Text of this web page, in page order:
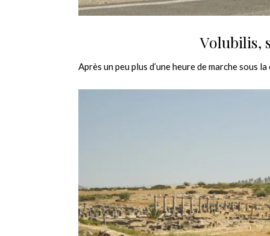
Volubilis,
Après un peu plus d’une heure de marche sous